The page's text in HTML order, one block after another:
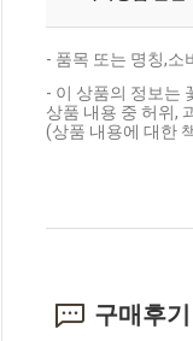
- 품목 또는 명칭,소
- 이 상품의 정보는
상품 내용 중 허위,
(상품 내용에 대한
구매후기